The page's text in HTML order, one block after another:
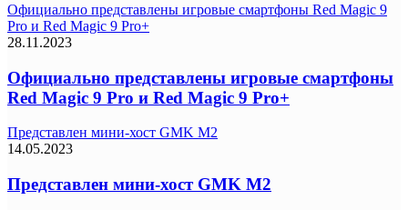
Официально представлены игровые смартфоны Red Magic 9
Pro и Red Magic 9 Pro+
28.11.2023
Официально представлены игровые смартфоны
Red Magic 9 Pro и Red Magic 9 Pro+
Представлен мини-хост GMK M2
14.05.2023
Представлен мини-хост GMK M2